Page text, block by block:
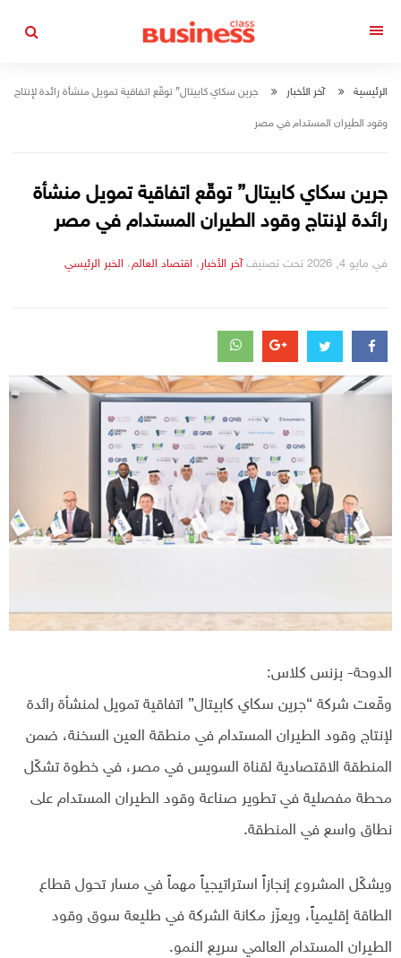
الرئيسية آخر الأخبار جرين سكاي كابيتال” توقّع اتفاقية تمويل منشأة رائدة لإنتاج
وقود الطيران المستدام في مصر
جرين سكاي كابيتال” توقّع اتفاقية تمويل منشأة
رائدة لإنتاج وقود الطيران المستدام في مصر
في مايو 4, 2026 تحت تصنيف التصانيف
آخر الأخبار ، اقتصاد العالم، الخبر الرئيسي
الدوحة- بزنس كلاس:
وقّعت شركة “جرين سكاي كابيتال” اتفاقية تمويل لمنشأة رائدة
لإنتاج وقود الطيران المستدام في منطقة العين السخنة، ضمن
المنطقة الاقتصادية لقناة السويس في مصر، في خطوة تشكّل
محطة مفصلية في تطوير صناعة وقود الطيران المستدام على
نطاق واسع في المنطقة.
ويشكّل المشروع إنجازاً استراتيجياً مهماً في مسار تحول قطاع
الطاقة إقليمياً، ويعزّز مكانة الشركة في طليعة سوق وقود
الطيران المستدام العالمي سريع النمو.